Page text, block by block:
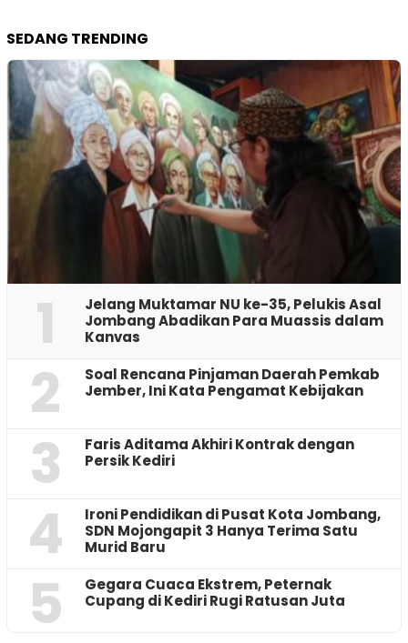
SEDANG TRENDING
1
Jelang Muktamar NU ke-35, Pelukis Asal
Jombang Abadikan Para Muassis dalam
Kanvas
2
‎Soal Rencana Pinjaman Daerah Pemkab
Jember, Ini Kata Pengamat Kebijakan ‎
3
Faris Aditama Akhiri Kontrak dengan
Persik Kediri
4
Ironi Pendidikan di Pusat Kota Jombang,
SDN Mojongapit 3 Hanya Terima Satu
Murid Baru
5
‎Gegara Cuaca Ekstrem, Peternak
Cupang di Kediri Rugi Ratusan Juta